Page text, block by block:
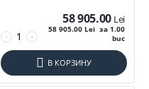
+
−
58 905.00 Lei
58 905.00 Lei за 1.00
buc
В КОРЗИНУ